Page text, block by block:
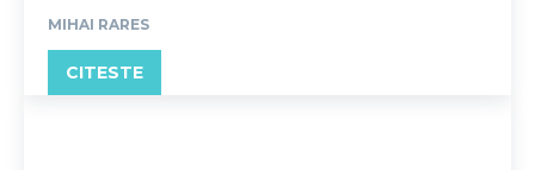
MIHAI RARES
CITESTE